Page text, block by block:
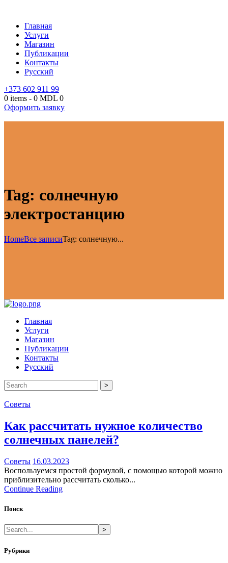
Главная
Услуги
Магазин
Публикации
Контакты
Русский
+373 602 911 99
0 items - 0 MDL 0
Оформить заявку
Tag: солнечную
электростанцию
HomeВсе записиTag: солнечную...
Главная
Услуги
Магазин
Публикации
Контакты
Русский
>
Советы
Как рассчитать нужное количество
солнечных панелей?
Советы 16.03.2023
Воспользуемся простой формулой, с помощью которой можно
приблизительно рассчитать сколько...
Continue Reading
Поиск
>
Рубрики